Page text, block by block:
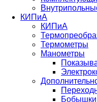
КИПиА
КИПиА
Термометры
Манометры
Бобышки